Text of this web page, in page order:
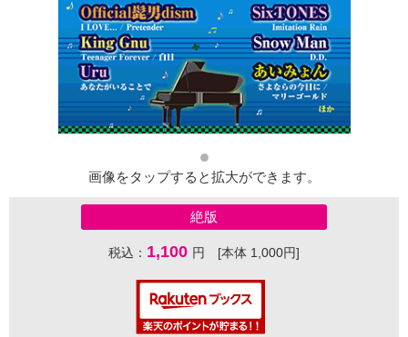
画像をタップすると拡大ができます。
絶版
税込： 1,100 円 [本体 1,000円]